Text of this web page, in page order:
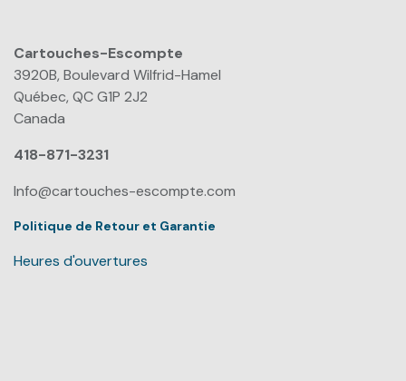
Cartouches-Escompte
3920B, Boulevard Wilfrid-Hamel
Québec, QC G1P 2J2
Canada
418-871-3231
Info@cartouches-escompte.com
Politique de Retour et Garantie
Heures d'ouvertures